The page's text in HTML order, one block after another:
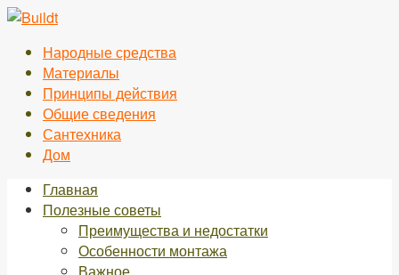
Перейти
контентуНародные средства
Материалы
Принципы действия
Общие сведения
Сантехника
Дом
Главная
Полезные советы
Преимущества и недостатки
Особенности монтажа